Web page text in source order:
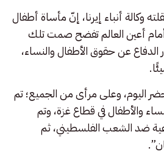
وكالة أنباء إيرنا، إنّ مأساة أطفال
أعين العالم تفضح صمت تلك
الدفاع عن حقوق الأطفال والنساء،
اليوم، وعلى مرأى من الجميع؛ تم
والأطفال في قطاع غزة، وتم
ضد الشعب الفلسطيني، ثم